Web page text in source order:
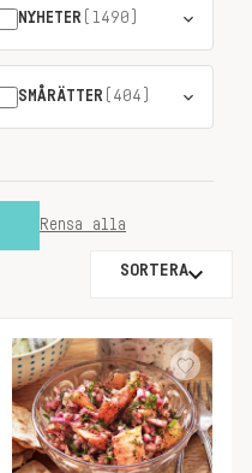
NYHETER (1490)
SMÅRÄTTER (404)
Rensa alla
SORTERA